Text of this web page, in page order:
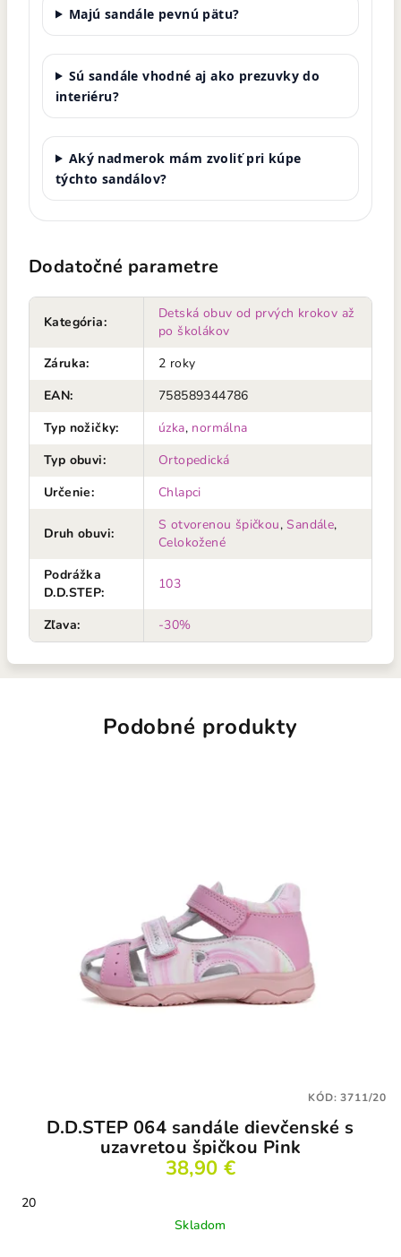
Majú sandále pevnú pätu?
Sú sandále vhodné aj ako prezuvky do
interiéru?
Aký nadmerok mám zvoliť pri kúpe
týchto sandálov?
Dodatočné parametre
Kategória:
Detská obuv od prvých krokov až
po školákov
Záruka:
2 roky
EAN:
758589344786
Typ nožičky: úzka, normálna
Typ obuvi:
Ortopedická
Určenie: Chlapci
Druh obuvi:
S otvorenou špičkou,Sandále,
Celokožené
Podrážka
D.D.STEP:
103
Zľava: -30%
Podobné produkty
D.D.STEP 064 sandále dievčenské s
uzavretou špičkou Pink
38,90 €
20
Skladom
KÓD:3711/20